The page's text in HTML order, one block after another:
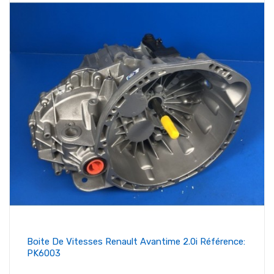
Boite De Vitesses Renault Avantime 2.0i Référence:
PK6003